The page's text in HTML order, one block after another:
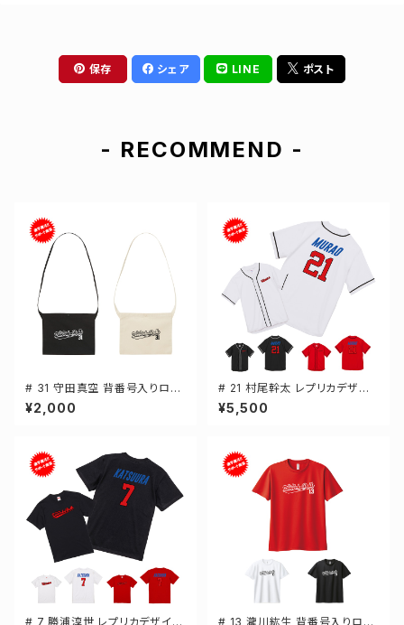
保存 シェア LINE ポスト
- RECOMMEND -
# 31 守田真空 背番号入りロゴ
キャンバスサコッシュ 選手還元
2カラー 001461
¥2,000
# 21 村尾幹太 レプリカデザイ
ン 3カラー 選手還元 ベースボ
ールシャツ S-XXLサイズ 5982
¥5,500
# 7 勝浦淳世 レプリカデザイン
# 13 瀧川紘生 背番号入りロゴ